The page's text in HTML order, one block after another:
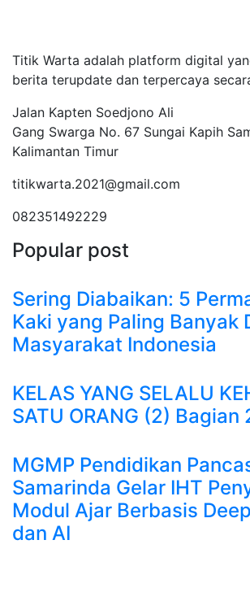
Titik Warta adalah platform digital
berita terupdate dan terpercaya
Jalan Kapten Soedjono Ali
Gang Swarga No. 67 Sungai Kapih
Kalimantan Timur
titikwarta.2021@gmail.com
082351492229
Popular post
Sering Diabaikan: 5
Kaki yang Paling Banyak
Masyarakat Indonesia
KELAS YANG SELALU
SATU ORANG (2) Bagian
MGMP Pendidikan
Samarinda Gelar IHT
Modul Ajar Berbasis
dan AI